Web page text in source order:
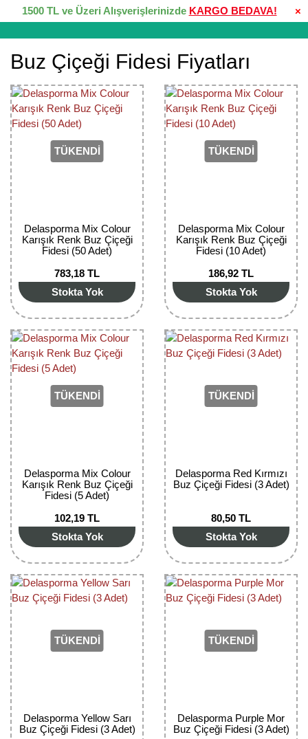
×
1500 TL ve Üzeri Alışverişlerinizde KARGO BEDAVA!
Buz Çiçeği Fidesi Fiyatları
TÜKENDİ
Delasporma Mix Colour
Karışık Renk Buz Çiçeği
Fidesi (50 Adet)
783,18 TL
Stokta Yok
TÜKENDİ
Delasporma Mix Colour
Karışık Renk Buz Çiçeği
Fidesi (10 Adet)
186,92 TL
Stokta Yok
TÜKENDİ
Delasporma Mix Colour
Karışık Renk Buz Çiçeği
Fidesi (5 Adet)
102,19 TL
Stokta Yok
TÜKENDİ
Delasporma Red Kırmızı
Buz Çiçeği Fidesi (3 Adet)
80,50 TL
Stokta Yok
TÜKENDİ
Delasporma Yellow Sarı
Buz Çiçeği Fidesi (3 Adet)
TÜKENDİ
Delasporma Purple Mor
Buz Çiçeği Fidesi (3 Adet)